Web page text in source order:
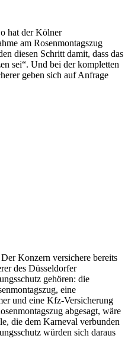
hat der Kölner
am Rosenmontagszug
diesen Schritt damit, dass das
sei“. Und bei der kompletten
geben sich auf Anfrage
Konzern versichere bereits
des Düsseldorfer
gehören: die
eine
und eine Kfz-Versicherung
abgesagt, wäre
die dem Karneval verbunden
würden sich daraus